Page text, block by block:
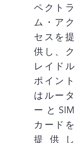
ペクトラ
ム・アク
セスを提
供し、ク
レイドル
ポイント
はルータ
ーとSIM
カードを
提供し
予定であ
る。 この
プロジェ
クトは、
ベアコム
とFWISD
にとって
画期的な
出来事と
なった。